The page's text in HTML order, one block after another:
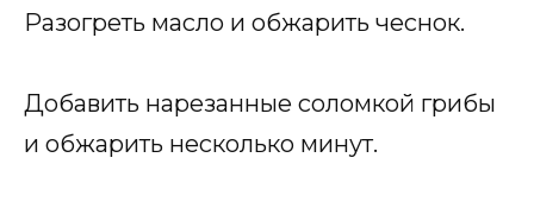
Разогреть масло и обжарить чеснок.
Добавить нарезанные соломкой грибы
и обжарить несколько минут.